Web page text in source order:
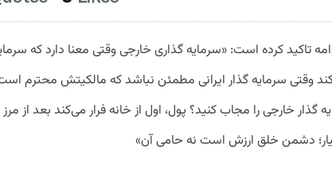
تاکید کرده است: «سرمایه گذاری خارجی وقتی معنا دارد که
وقتی سرمایه گذار ایرانی مطمئن نباشد که مالکیتش محترم
گذار خارجی را مجاب کنید؟ پول، اول از خانه فرار می‌کند بعد از مرز
دشمن خلق ارزش است نه حامی آن»